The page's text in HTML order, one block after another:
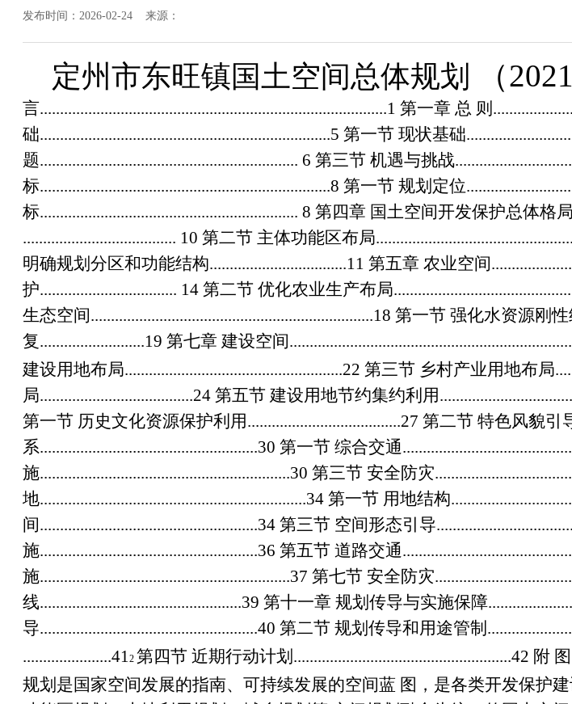
发布时间：2026-02-24 来源：
定州市东旺镇国土空间总体规划 （
言......................................................................................1 第一章 总 则
础........................................................................5 第一节 现状基础
题................................................................ 6 第三节 机遇与挑战
标........................................................................8 第一节 规划定位
标................................................................ 8 第四章 国土空间开发保护总体格局
...................................... 10 第二节 主体功能区布局
明确规划分区和功能结构..................................11 第五章 农业空间
护.................................. 14 第二节 优化农业生产布局
生态空间......................................................................18 第一节 强化水资源刚
复..........................19 第七章 建设空间
建设用地布局......................................................22 第三节 乡村产业用地布局
局......................................24 第五节 建设用地节约集约利用
第一节 历史文化资源保护利用......................................27 第二节 特色风貌引
系......................................................30 第一节 综合交通
施..............................................................30 第三节 安全防灾
地..................................................................34 第一节 用地结构
间......................................................34 第三节 空间形态引导
施......................................................36 第五节 道路交通
施..............................................................37 第七节 安全防灾
线..................................................39 第十一章 规划传导与实施保障
导......................................................40 第二节 规划传导和用途管制
......................412 第四节 近期行动计划 ......................................................42 附 图
规划是国家空间发展的指南、可持续发展的空间蓝 图，是各类开发保护